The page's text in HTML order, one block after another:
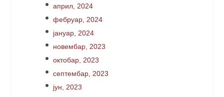
април, 2024
фебруар, 2024
јануар, 2024
новембар, 2023
октобар, 2023
септембар, 2023
јун, 2023